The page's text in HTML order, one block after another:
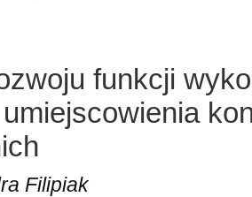
funkcji
Filipiak